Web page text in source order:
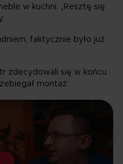
w kuchni. „Resztę się
faktycznie było już
zdecydowali się w końcu
montaż: